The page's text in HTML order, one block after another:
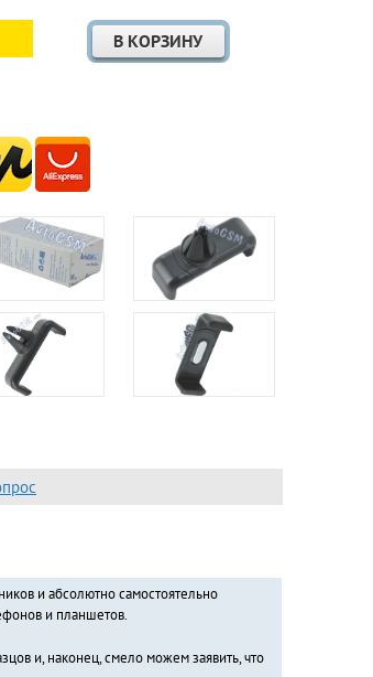
и абсолютно самостоятельно
и планшетов.
и, наконец, смело можем заявить, что